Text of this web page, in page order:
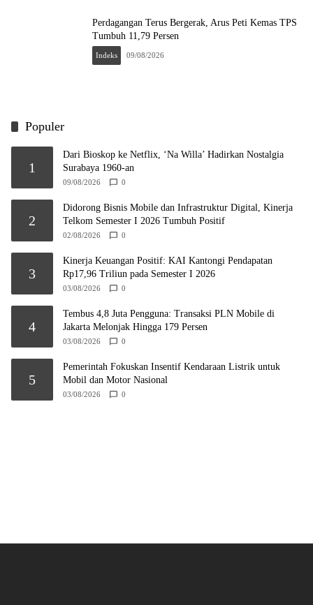
Perdagangan Terus Bergerak, Arus Peti Kemas TPS
Tumbuh 11,79 Persen
Indeks 09/08/2026
Populer
1
Dari Bioskop ke Netflix, ‘Na Willa’ Hadirkan Nostalgia
Surabaya 1960-an
09/08/2026 0
2
Didorong Bisnis Mobile dan Infrastruktur Digital, Kinerja
Telkom Semester I 2026 Tumbuh Positif
02/08/2026 0
3
Kinerja Keuangan Positif: KAI Kantongi Pendapatan
Rp17,96 Triliun pada Semester I 2026
03/08/2026 0
4
Tembus 4,8 Juta Pengguna: Transaksi PLN Mobile di
Jakarta Melonjak Hingga 179 Persen
03/08/2026 0
5
Pemerintah Fokuskan Insentif Kendaraan Listrik untuk
Mobil dan Motor Nasional
03/08/2026 0